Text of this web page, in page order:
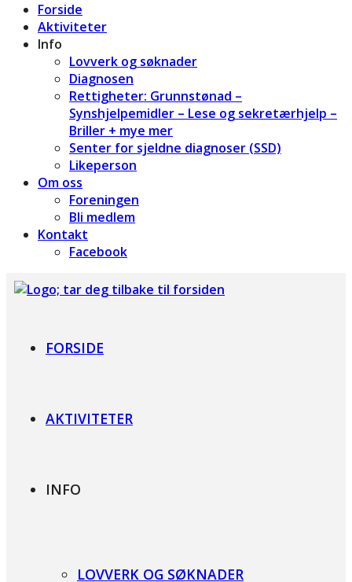
Forside
Aktiviteter
Info
Lovverk og søknader
Diagnosen
Rettigheter: Grunnstønad –
Synshjelpemidler – Lese og sekretærhjelp –
Briller + mye mer
Senter for sjeldne diagnoser (SSD)
Likeperson
Om oss
Foreningen
Bli medlem
Kontakt
Facebook
FORSIDE
AKTIVITETER
INFO
LOVVERK OG SØKNADER